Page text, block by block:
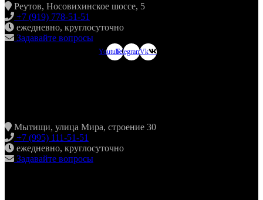
Реутов, Носовихинское шоссе, 5
+7 (919) 778-51-51
ежедневно, круглосуточно
Задавайте вопросы
YoutubeTelegramVk
Мытищи, улица Мира, строение 30
+7 (995) 111-51-51
ежедневно, круглосуточно
Задавайте вопросы